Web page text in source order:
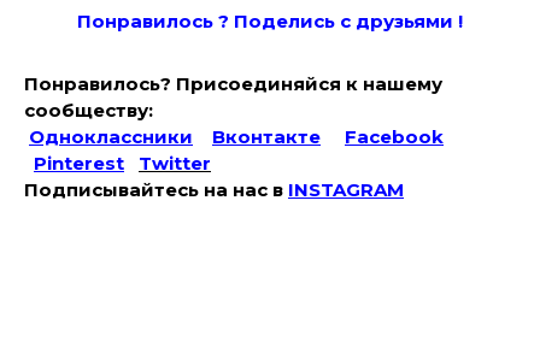
Понравилось ? Поделись с друзьями !
Понравилось? Присоединяйся к нашему
сообществу:
Одноклассники
Вконтакте
Facebook
Pinterest
Twitter
Подписывайтесь на наc в INSTAGRAM